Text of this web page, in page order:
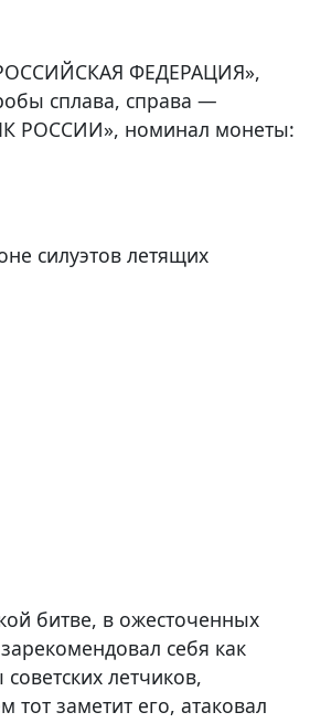
ФЕДЕРАЦИЯ»,
сплава, справа —
РОССИИ», номинал монеты:
силуэтов летящих
битве, в ожесточенных
себя как
летчиков,
заметит его, атаковал